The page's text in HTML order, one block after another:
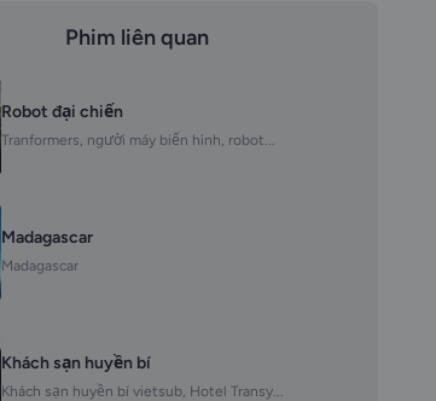
Phim liên quan
Robot đại chiến
Tranformers, người máy biến hình, robot...
Madagascar
Madagascar
Khách sạn huyền bí
Khách sạn huyền bí vietsub, Hotel Transy...